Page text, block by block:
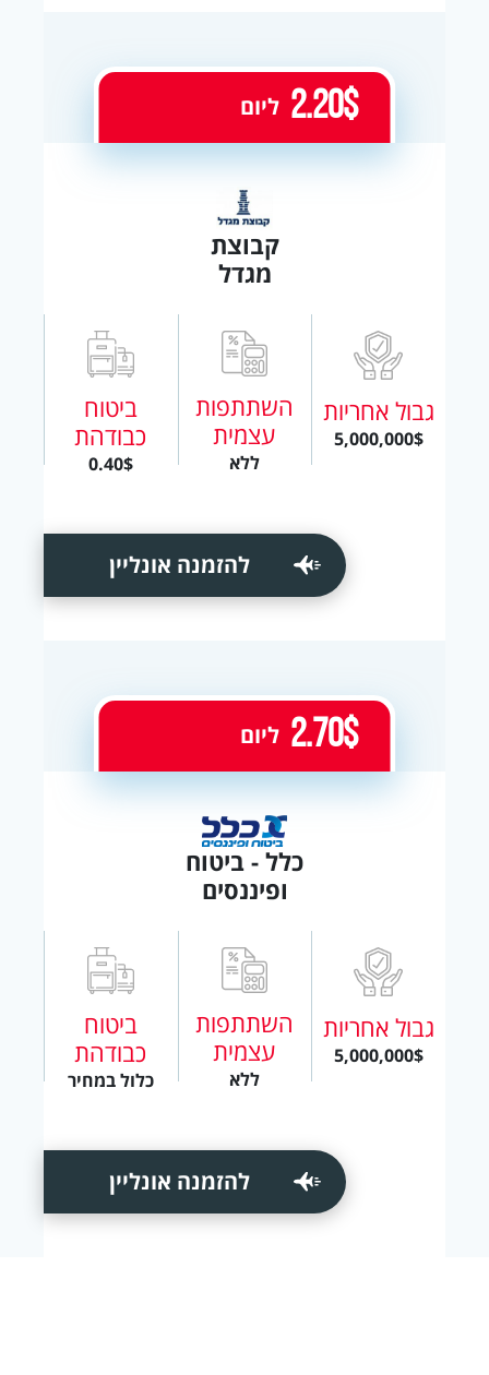
קבוצת
מגדל
גבול אחריות
5,000,000$
השתתפות
עצמית
ללא
ביטוח
כבודהת
0.40$
2.20$ ליום
להזמנה אונליין
כלל - ביטוח
ופיננסים
גבול אחריות
5,000,000$
השתתפות
עצמית
ללא
ביטוח
כבודהת
כלול במחיר
2.70$ ליום
להזמנה אונליין